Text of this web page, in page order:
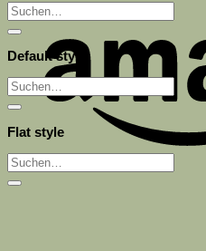
Suchen
nach:
Default style
Suchen
nach:
Flat style
Suchen
nach: